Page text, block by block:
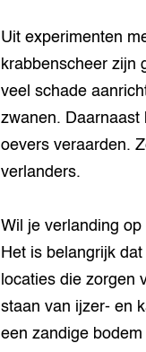
Uit experimenten
krabbenscheer zijn
veel schade
zwanen. Daarnaast
oevers veraarden.
verlanders.
Wil je verlanding
Het is belangrijk
locaties die zorgen
staan van ijzer- en
een zandige